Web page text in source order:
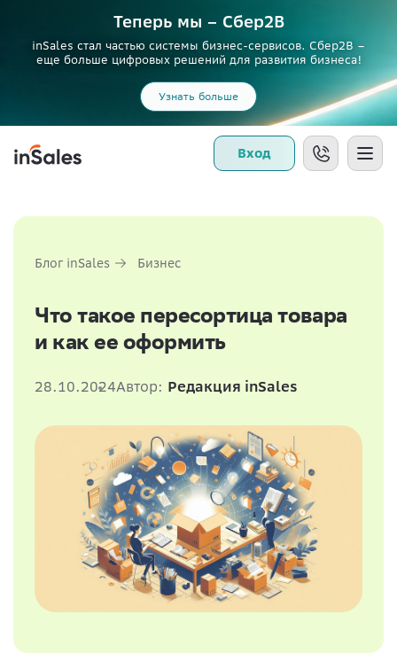
Теперь мы – Сбер2B
inSales стал частью системы бизнес-сервисов. Сбер2В –
еще больше цифровых решений для развития бизнеса!
Узнать больше
Вход
Блог inSales Бизнес
Что такое пересортица товара
и как ее оформить
28.10.2024Автор: Редакция inSales